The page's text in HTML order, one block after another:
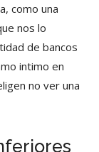
como una
nos lo
de bancos
intimo en
no ver una